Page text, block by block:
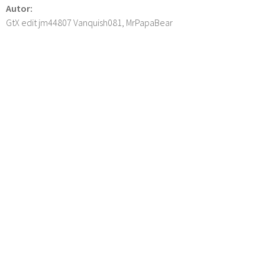
Autor:
GtX edit jm44807 Vanquish081, MrPapaBear